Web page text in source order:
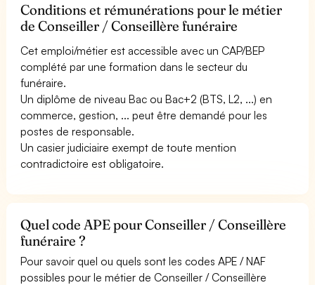
Conditions et rémunérations pour le métier
de Conseiller / Conseillère funéraire
Cet emploi/métier est accessible avec un CAP/BEP
complété par une formation dans le secteur du
funéraire.
Un diplôme de niveau Bac ou Bac+2 (BTS, L2, ...) en
commerce, gestion, ... peut être demandé pour les
postes de responsable.
Un casier judiciaire exempt de toute mention
contradictoire est obligatoire.
Quel code APE pour Conseiller / Conseillère
funéraire ?
Pour savoir quel ou quels sont les codes APE / NAF
possibles pour le métier de Conseiller / Conseillère